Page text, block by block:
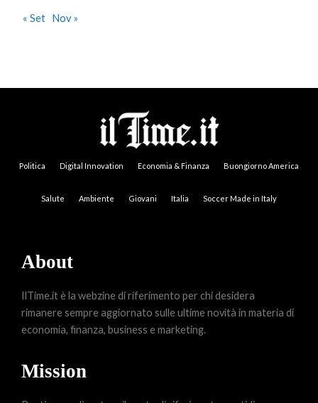
« Set Nov »
Politica Digital Innovation Economia & Finanza Buongiorno America
Salute Ambiente Giovani Italia Soccer Made in Italy
About
IlTime.it è la webzine di riferimento per chi desidera
rimanere sempre aggiornato sulle ultime novità in materia di
economia, finanza, business e marketing.
Mission